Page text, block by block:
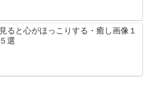
見ると心がほっこりする・癒し画像１
５選